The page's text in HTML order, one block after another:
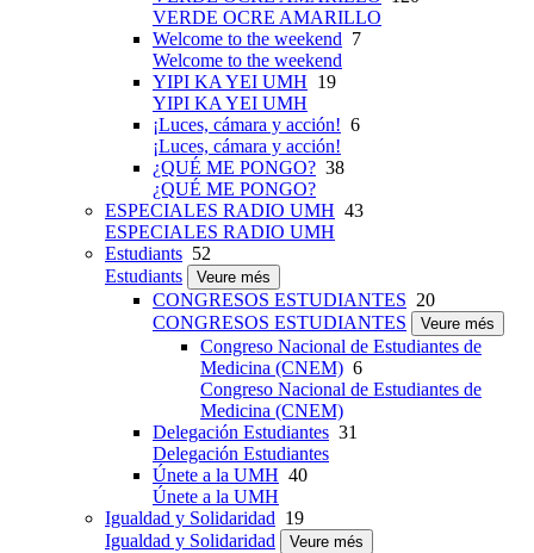
VERDE OCRE AMARILLO
Welcome to the weekend 7
Welcome to the weekend
YIPI KA YEI UMH 19
YIPI KA YEI UMH
¡Luces, cámara y acción! 6
¡Luces, cámara y acción!
¿QUÉ ME PONGO? 38
¿QUÉ ME PONGO?
ESPECIALES RADIO UMH 43
ESPECIALES RADIO UMH
Estudiants 52
Estudiants
Veure més
CONGRESOS ESTUDIANTES 20
CONGRESOS ESTUDIANTES
Veure més
Congreso Nacional de Estudiantes de
Medicina (CNEM) 6
Congreso Nacional de Estudiantes de
Medicina (CNEM)
Delegación Estudiantes 31
Delegación Estudiantes
Únete a la UMH 40
Únete a la UMH
Igualdad y Solidaridad 19
Igualdad y Solidaridad
Veure més